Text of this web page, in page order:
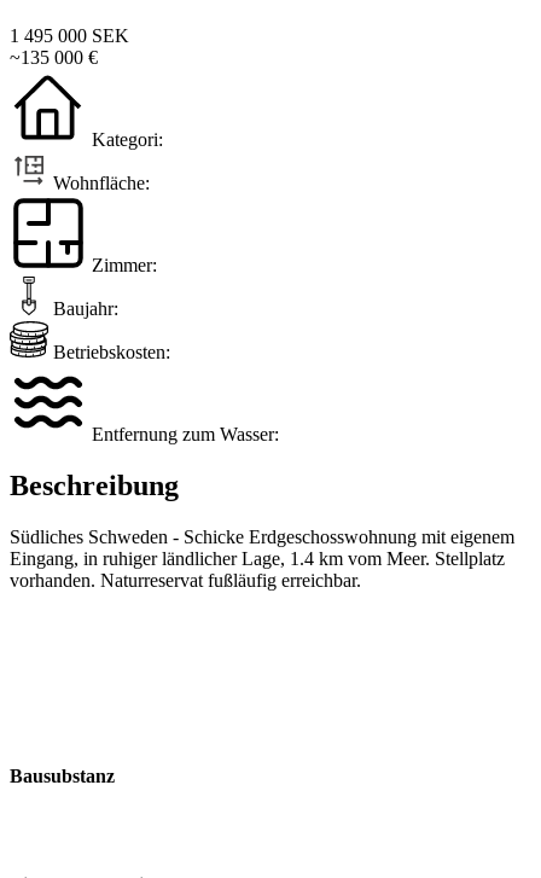
1 495 000 SEK
~135 000 €
Kategori:
Wohnfläche:
Zimmer:
Baujahr:
Betriebskosten:
Entfernung zum Wasser:
Beschreibung
Südliches Schweden - Schicke Erdgeschosswohnung mit eigenem
Eingang, in ruhiger ländlicher Lage, 1.4 km vom Meer. Stellplatz
vorhanden. Naturreservat fußläufig erreichbar.
Bausubstanz